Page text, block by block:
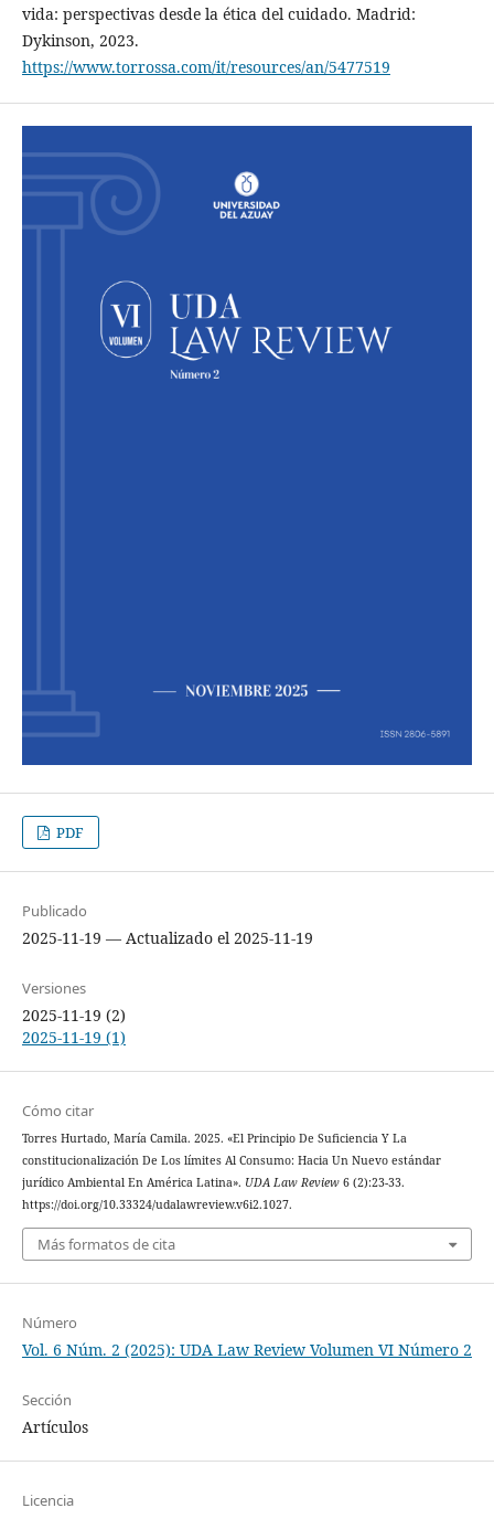
vida: perspectivas desde la ética del cuidado. Madrid:
Dykinson, 2023.
https://www.torrossa.com/it/resources/an/5477519
PDF
Publicado
2025-11-19 — Actualizado el 2025-11-19
Versiones
2025-11-19 (2)
2025-11-19 (1)
Cómo citar
Torres Hurtado, María Camila. 2025. «El Principio De Suficiencia Y La
constitucionalización De Los límites Al Consumo: Hacia Un Nuevo estándar
jurídico Ambiental En América Latina». UDA Law Review6 (2):23-33.
https://doi.org/10.33324/udalawreview.v6i2.1027.
Más formatos de cita
Número
Vol. 6 Núm. 2 (2025): UDA Law Review Volumen VI Número 2
Sección
Artículos
Licencia